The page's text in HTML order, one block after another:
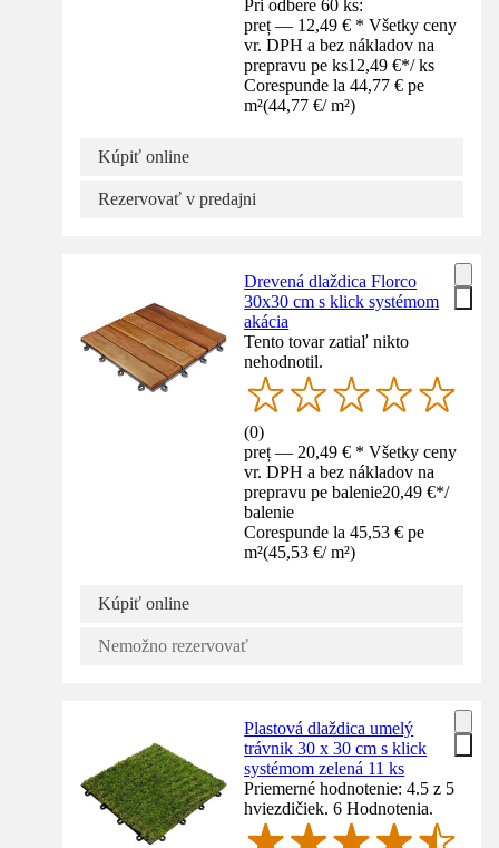
Pri odbere 60 ks:
preț — 12,49 € * Všetky ceny
vr. DPH a bez nákladov na
prepravu pe ks12,49 €*/ ks
Corespunde la 44,77 € pe
m²(44,77 €/ m²)
Kúpiť online
Rezervovať v predajni
Drevená dlaždica Florco
30x30 cm s klick systémom
akácia
Tento tovar zatiaľ nikto
nehodnotil.
(0)
preț — 20,49 € * Všetky ceny
vr. DPH a bez nákladov na
prepravu pe balenie20,49 €*/
balenie
Corespunde la 45,53 € pe
m²(45,53 €/ m²)
Kúpiť online
Nemožno rezervovať
Plastová dlaždica umelý
trávnik 30 x 30 cm s klick
systémom zelená 11 ks
Priemerné hodnotenie: 4.5 z 5
hviezdičiek. 6 Hodnotenia.